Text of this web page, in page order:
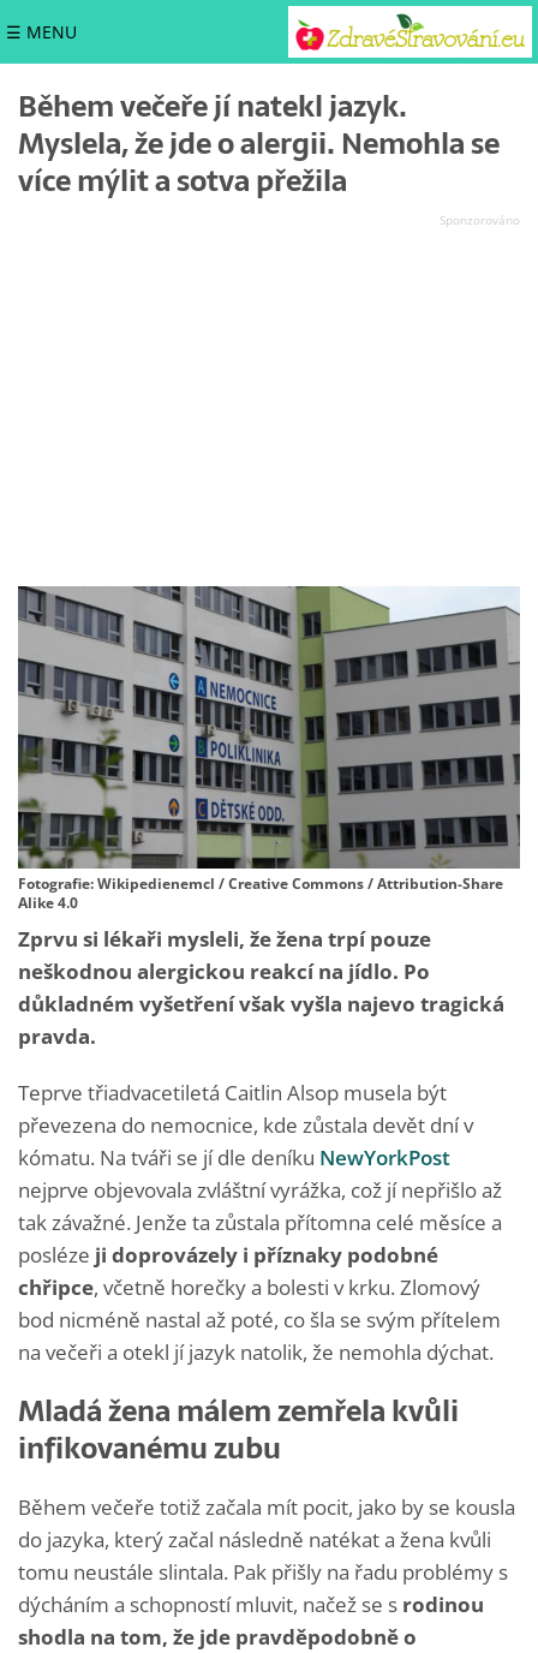
☰ MENU
Během večeře jí natekl jazyk.
Myslela, že jde o alergii. Nemohla se
více mýlit a sotva přežila
Fotografie: Wikipedienemcl / Creative Commons / Attribution-Share
Alike 4.0
Zprvu si lékaři mysleli, že žena trpí pouze
neškodnou alergickou reakcí na jídlo. Po
důkladném vyšetření však vyšla najevo tragická
pravda.
Teprve třiadvacetiletá Caitlin Alsop musela být
převezena do nemocnice, kde zůstala devět dní v
kómatu. Na tváři se jí dle deníku NewYorkPost
nejprve objevovala zvláštní vyrážka, což jí nepřišlo až
tak závažné. Jenže ta zůstala přítomna celé měsíce a
posléze ji doprovázely i příznaky podobné
chřipce, včetně horečky a bolesti v krku. Zlomový
bod nicméně nastal až poté, co šla se svým přítelem
na večeři a otekl jí jazyk natolik, že nemohla dýchat.
Mladá žena málem zemřela kvůli
infikovanému zubu
Během večeře totiž začala mít pocit, jako by se kousla
do jazyka, který začal následně natékat a žena kvůli
tomu neustále slintala. Pak přišly na řadu problémy s
dýcháním a schopností mluvit, načež se s rodinou
shodla na tom, že jde pravděpodobně o